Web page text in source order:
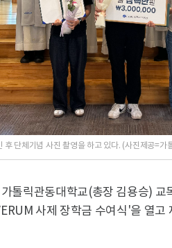
후 단체기념 사진 촬영을 하고 있다. (사진제공=가
톨릭관동대학교(총장 김용승)
사제 장학금 수여식'을 열고